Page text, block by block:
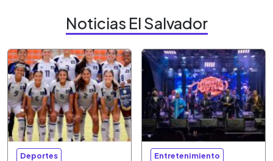
Noticias El Salvador
Deportes Entretenimiento